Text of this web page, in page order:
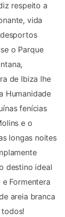
respeito a
vida
o Parque
de Ibiza lhe
Humanidade
fenícias
e o
longas noites
destino ideal
Formentera
areia branca